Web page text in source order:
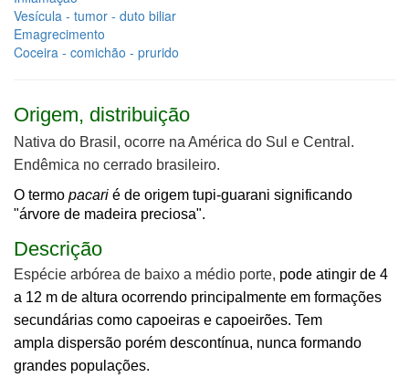
Vesícula - tumor - duto biliar
Emagrecimento
Coceira - comichão - prurido
Origem, distribuição
Nativa do Brasil, ocorre na América do Sul e Central.
Endêmica no cerrado brasileiro.
O termo pacari é de origem tupi-guarani significando
"árvore de madeira preciosa".
Descrição
Espécie arbórea de baixo a médio porte, pode atingir de 4
a 12 m de altura ocorrendo principalmente em formações
secundárias como capoeiras e capoeirões. Tem
ampla dispersão porém descontínua, nunca formando
grandes populações.